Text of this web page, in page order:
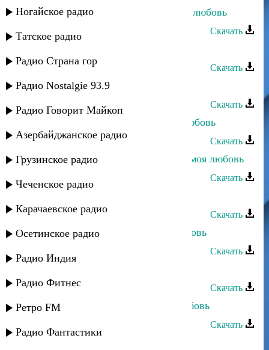
Ногайское радио
Татское радио
Радио Страна гор
Радио Nostalgie 93.9
Радио Говорит Майкоп
Азербайджанское радио
Грузинское радио
Чеченское радио
Карачаевское радио
Осетинское радио
Радио Индия
Радио Фитнес
Ретро FM
Радио Фантастики
Магомед Аликперов - Потерянная любовь
Скачать
Скачать
Rido - Это уже не любовь
Скачать
Багавудин Ибрагимов - Прощай любовь
Скачать
Джанибек Рамазанов - Зачем тебе моя любовь
Скачать
Скачать
Руслан Магомедов - Безумная любовь
Скачать
Скачать
Асадула Бахтанов - Напрасная любовь
Скачать